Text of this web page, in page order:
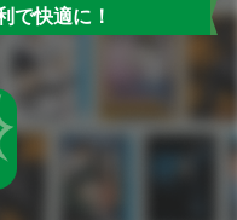
で快適に！